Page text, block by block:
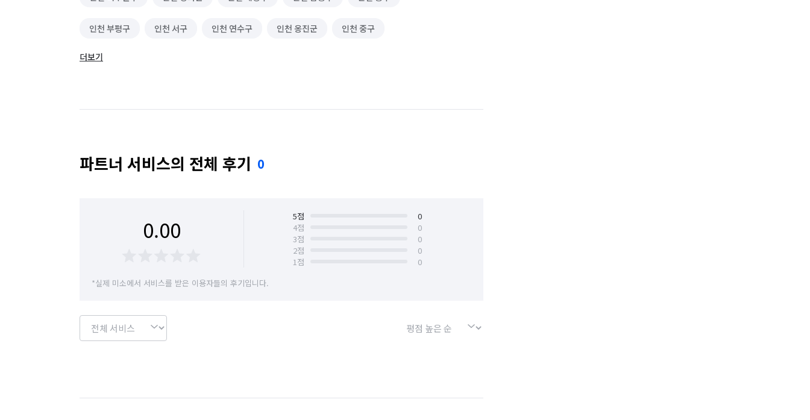
인천 부평구 인천 서구 인천 연수구 인천 옹진군 인천 중구
더보기
파트너 서비스의 전체 후기 0
0.00 5점
0
4점
0
3점
0
2점
0
1점
0
*실제 미소에서 서비스를 받은 이용자들의 후기입니다.